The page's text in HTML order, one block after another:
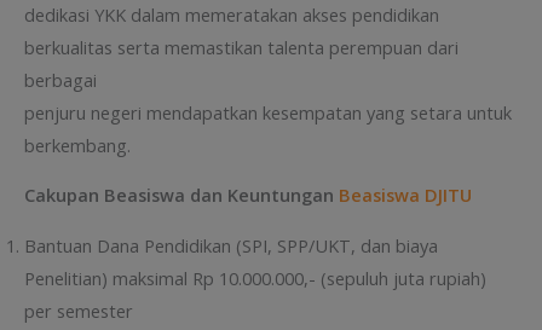
dedikasi YKK dalam memeratakan akses pendidikan
berkualitas serta memastikan talenta perempuan dari
berbagai
penjuru negeri mendapatkan kesempatan yang setara untuk
berkembang.
Cakupan Beasiswa dan Keuntungan Beasiswa DJITU
Bantuan Dana Pendidikan (SPI, SPP/UKT, dan biaya
Penelitian) maksimal Rp 10.000.000,- (sepuluh juta rupiah)
per semester